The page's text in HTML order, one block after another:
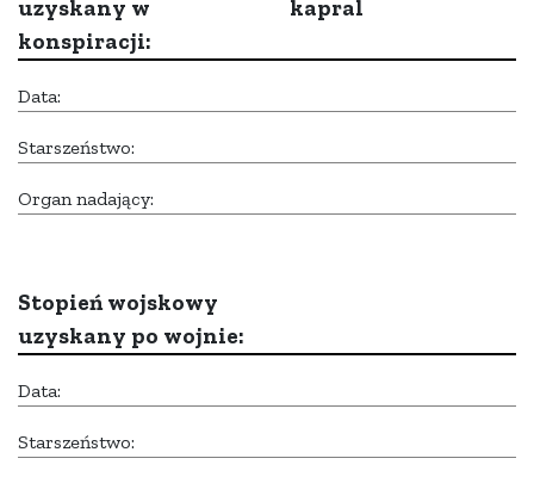
uzyskany w
konspiracji:
kapral
Data:
Starszeństwo:
Organ nadający:
Stopień wojskowy
uzyskany po wojnie:
Data:
Starszeństwo: